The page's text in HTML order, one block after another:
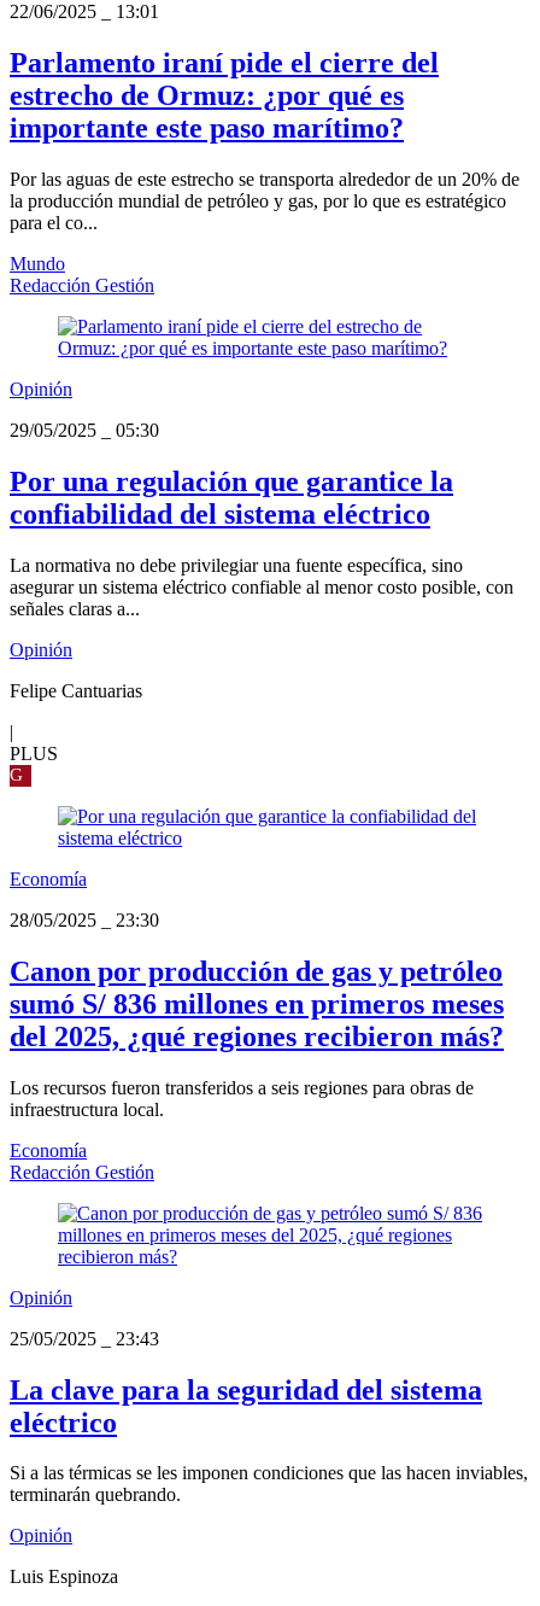
22/06/2025
13:01
Parlamento iraní pide el cierre del
estrecho de Ormuz: ¿por qué es
importante este paso marítimo?
Por las aguas de este estrecho se transporta alrededor de un 20% de
la producción mundial de petróleo y gas, por lo que es estratégico
para el co...
Mundo
Redacción Gestión
Opinión
29/05/2025
05:30
Por una regulación que garantice la
confiabilidad del sistema eléctrico
La normativa no debe privilegiar una fuente específica, sino
asegurar un sistema eléctrico confiable al menor costo posible, con
señales claras a...
Opinión
Felipe Cantuarias
|
PLUS
G
Economía
28/05/2025
23:30
Canon por producción de gas y petróleo
sumó S/ 836 millones en primeros meses
del 2025, ¿qué regiones recibieron más?
Los recursos fueron transferidos a seis regiones para obras de
infraestructura local.
Economía
Redacción Gestión
Opinión
25/05/2025
23:43
La clave para la seguridad del sistema
eléctrico
Si a las térmicas se les imponen condiciones que las hacen inviables,
terminarán quebrando.
Opinión
Luis Espinoza